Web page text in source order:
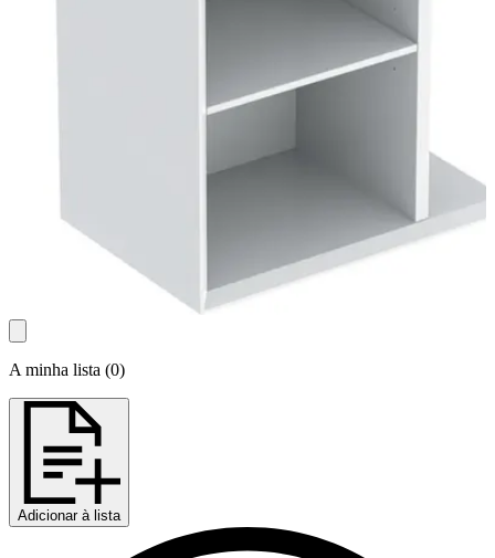
A minha lista (0)
Adicionar à lista